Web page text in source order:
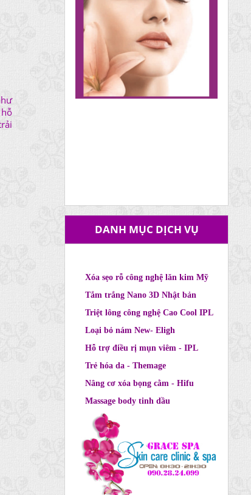
DANH MỤC DỊCH VỤ
Xóa sẹo rỗ công nghệ lăn kim Mỹ
Tắm trắng Nano 3D Nhật bản
Triệt lông công nghệ Cao Cool IPL
Loại bỏ nám New- Eligh
Hỗ trợ điều rị mụn viêm - IPL
Trẻ hóa da - Themage
Nâng cơ xóa bọng cằm - Hifu
Massage body tinh dầu